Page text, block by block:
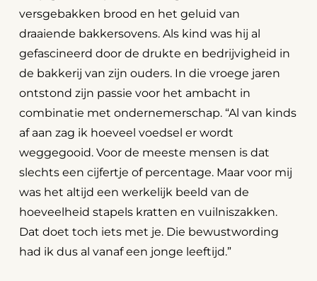
versgebakken brood en het geluid van
draaiende bakkersovens. Als kind was hij al
gefascineerd door de drukte en bedrijvigheid in
de bakkerij van zijn ouders. In die vroege jaren
ontstond zijn passie voor het ambacht in
combinatie met ondernemerschap. “Al van kinds
af aan zag ik hoeveel voedsel er wordt
weggegooid. Voor de meeste mensen is dat
slechts een cijfertje of percentage. Maar voor mij
was het altijd een werkelijk beeld van de
hoeveelheid stapels kratten en vuilniszakken.
Dat doet toch iets met je. Die bewustwording
had ik dus al vanaf een jonge leeftijd.”